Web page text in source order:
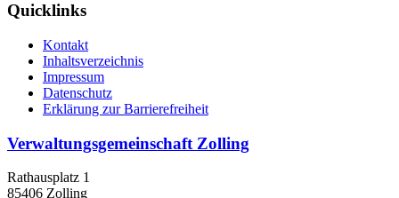
Quicklinks
Kontakt
Inhaltsverzeichnis
Impressum
Datenschutz
Erklärung zur Barrierefreiheit
Verwaltungsgemeinschaft Zolling
Rathausplatz 1
85406 Zolling